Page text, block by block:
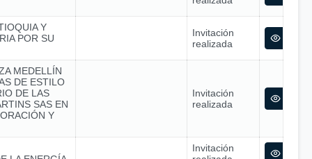
Y
POR SU
Invitación
realizada
MEDELLÍN
DE ESTILO
DE LAS
SAS EN
Y
Invitación
realizada
Invitación